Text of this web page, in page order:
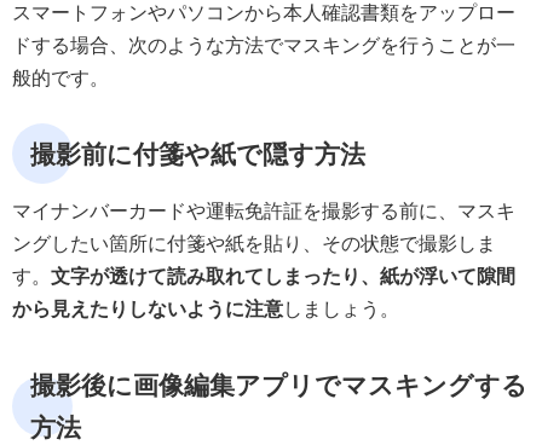
スマートフォンやパソコンから本人確認書類をアップロー
ドする場合、次のような方法でマスキングを行うことが一
般的です。
撮影前に付箋や紙で隠す方法
マイナンバーカードや運転免許証を撮影する前に、マスキ
ングしたい箇所に付箋や紙を貼り、その状態で撮影しま
す。 文字が透けて読み取れてしまったり、紙が浮いて隙間
から見えたりしないように注意しましょう。
撮影後に画像編集アプリでマスキングする
方法